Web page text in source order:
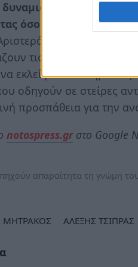
κρίση και
όσους τον θεωρούσαν
που καυχάται
τις θέσεις, τις
εκλείψουν οι
οδηγούν σε στείρες
προσπάθεια για την
notospress.grστο Google
απαραίτητα τη γνώμη
ΜΗΤΡΑΚΟΣ ΑΛΕΞΗΣ ΤΣΙΠΡΑΣ